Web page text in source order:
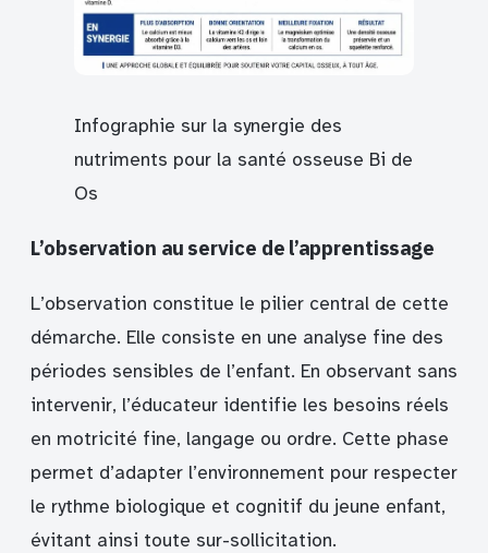
Infographie sur la synergie des
nutriments pour la santé osseuse Bi de
Os
L’observation au service de l’apprentissage
L’observation constitue le pilier central de cette
démarche. Elle consiste en une analyse fine des
périodes sensibles de l’enfant. En observant sans
intervenir, l’éducateur identifie les besoins réels
en motricité fine, langage ou ordre. Cette phase
permet d’adapter l’environnement pour respecter
le rythme biologique et cognitif du jeune enfant,
évitant ainsi toute sur-sollicitation.